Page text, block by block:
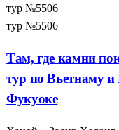
тур №5506
тур №5506
Там, где камни
тур по Вьетнаму
Фукуоке